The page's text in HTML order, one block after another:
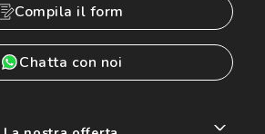
Compila il form
Chatta con noi